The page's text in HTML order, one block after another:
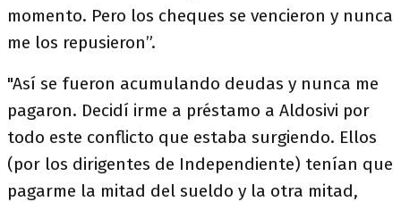
momento. Pero los cheques se vencieron y nunca
me los repusieron”.
"Así se fueron acumulando deudas y nunca me
pagaron. Decidí irme a préstamo a Aldosivi por
todo este conflicto que estaba surgiendo. Ellos
(por los dirigentes de Independiente) tenían que
pagarme la mitad del sueldo y la otra mitad,